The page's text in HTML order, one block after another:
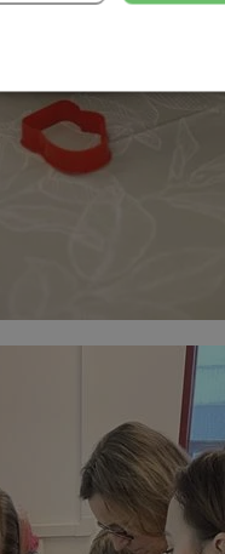
korzystanie z podstawowych
i zarządzanie kontem. Bez
strony internetowej.
/
Okres
mojetychy.pl 1 rok